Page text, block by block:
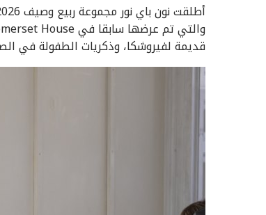
قديمة لفيروشكا، وذكريات الطفولة في